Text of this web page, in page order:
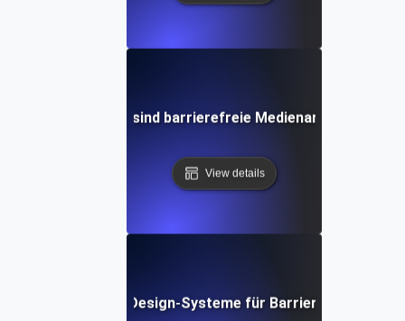
Was sind barrierefreie Medienarten?
View details
Was sind Design-Systeme für Barrierefreiheit?